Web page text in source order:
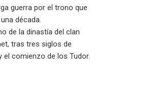
guerra por el trono que
década.
de la dinastía del clan
tras tres siglos de
el comienzo de los Tudor.